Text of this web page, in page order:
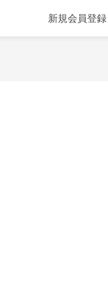
新規会員登録